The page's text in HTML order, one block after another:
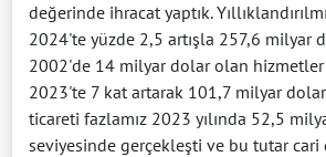
değerinde ihracat yaptık.
2024'te yüzde 2,5 artışla 257,6 milyar
2002'de 14 milyar dolar olan hizmetler
2023'te 7 kat artarak 101,7 milyar
ticareti fazlamız 2023 yılında 52,5
seviyesinde gerçekleşti ve bu tutar